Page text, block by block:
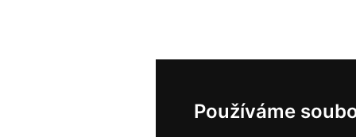
Používáme